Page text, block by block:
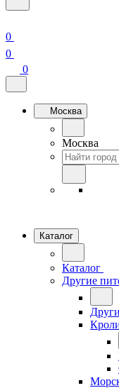
0
0
0
Москва
Москва
Каталог
Каталог
Другие